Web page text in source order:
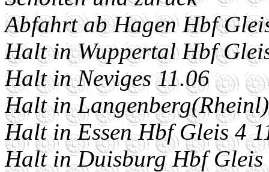
Abfahrt ab Hagen Hbf
Halt in Wuppertal Hbf
Halt in Neviges 11.06
Halt in
Halt in Essen Hbf Gleis 4
Halt in Duisburg Hbf Gleis